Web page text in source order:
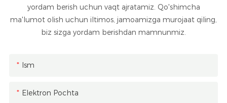
yordam berish uchun vaqt ajratamiz. Qo'shimcha
ma'lumot olish uchun iltimos, jamoamizga murojaat qiling,
biz sizga yordam berishdan mamnunmiz.
Ism
Elektron Pochta